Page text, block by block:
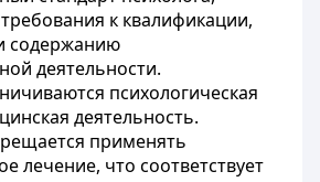
к квалификации,
содержанию
деятельности.
психологическая
деятельность.
применять
лечение, что соответствует